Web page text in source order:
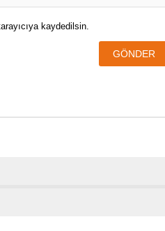
kaydedilsin.